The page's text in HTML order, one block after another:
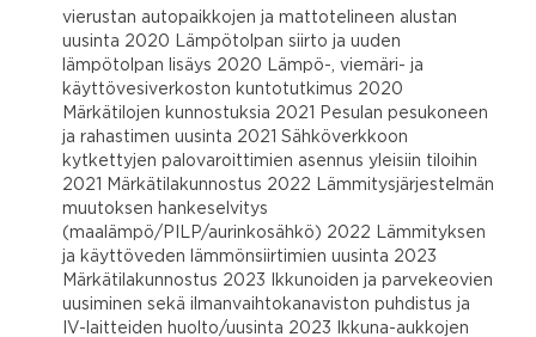
vierustan autopaikkojen ja mattotelineen alustan
uusinta 2020 Lämpötolpan siirto ja uuden
lämpötolpan lisäys 2020 Lämpö-, viemäri- ja
käyttövesiverkoston kuntotutkimus 2020
Märkätilojen kunnostuksia 2021 Pesulan pesukoneen
ja rahastimen uusinta 2021 Sähköverkkoon
kytkettyjen palovaroittimien asennus yleisiin tiloihin
2021 Märkätilakunnostus 2022 Lämmitysjärjestelmän
muutoksen hankeselvitys
(maalämpö/PILP/aurinkosähkö) 2022 Lämmityksen
ja käyttöveden lämmönsiirtimien uusinta 2023
Märkätilakunnostus 2023 Ikkunoiden ja parvekeovien
uusiminen sekä ilmanvaihtokanaviston puhdistus ja
IV-laitteiden huolto/uusinta 2023 Ikkuna-aukkojen